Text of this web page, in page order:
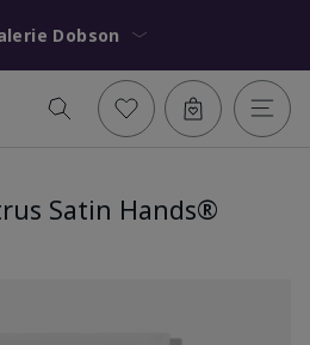
Valerie Dobson
Satin Hands®